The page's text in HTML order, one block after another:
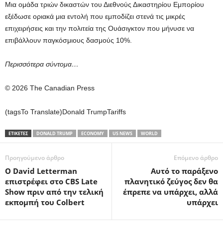
Μια ομάδα τριών δικαστών του Διεθνούς Δικαστηρίου Εμπορίου
εξέδωσε οριακά μια εντολή που εμποδίζει στενά τις μικρές
επιχειρήσεις και την πολιτεία της Ουάσιγκτον που μήνυσε να
επιβάλλουν παγκόσμιους δασμούς 10%.
Περισσότερα σύντομα…
© 2026 The Canadian Press
(tagsTo Translate)Donald TrumpTariffs
ΕΤΙΚΕΤΕΣ DONALD TRUMP ECONOMY US NEWS WORLD
Προηγούμενο άρθρο
Ο David Letterman
επιστρέφει στο CBS Late
Show πριν από την τελική
εκπομπή του Colbert
Επόμενο άρθρο
Αυτό το παράξενο
πλανητικό ζεύγος δεν θα
έπρεπε να υπάρχει, αλλά
υπάρχει